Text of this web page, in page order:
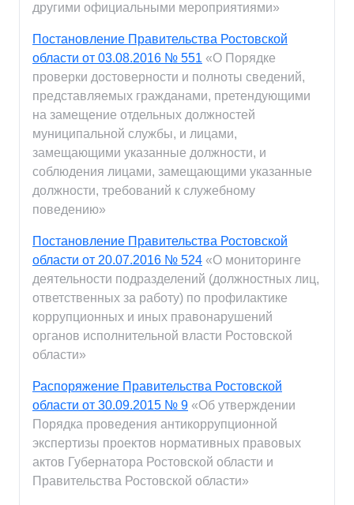
другими официальными мероприятиями»
Постановление Правительства Ростовской
области от 03.08.2016 № 551 «О Порядке
проверки достоверности и полноты сведений,
представляемых гражданами, претендующими
на замещение отдельных должностей
муниципальной службы, и лицами,
замещающими указанные должности, и
соблюдения лицами, замещающими указанные
должности, требований к служебному
поведению»
Постановление Правительства Ростовской
области от 20.07.2016 № 524 «О мониторинге
деятельности подразделений (должностных лиц,
ответственных за работу) по профилактике
коррупционных и иных правонарушений
органов исполнительной власти Ростовской
области»
Распоряжение Правительства Ростовской
области от 30.09.2015 № 9 «Об утверждении
Порядка проведения антикоррупционной
экспертизы проектов нормативных правовых
актов Губернатора Ростовской области и
Правительства Ростовской области»